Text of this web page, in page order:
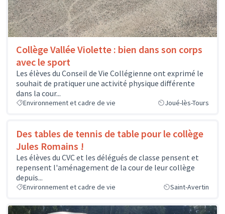
Collège Vallée Violette : bien dans son corps
avec le sport
Les élèves du Conseil de Vie Collégienne ont exprimé le
souhait de pratiquer une activité physique différente
dans la cour...
Environnement et cadre de vie Joué-lès-Tours
Des tables de tennis de table pour le collège
Jules Romains !
Les élèves du CVC et les délégués de classe pensent et
repensent l'aménagement de la cour de leur collège
depuis...
Environnement et cadre de vie Saint-Avertin